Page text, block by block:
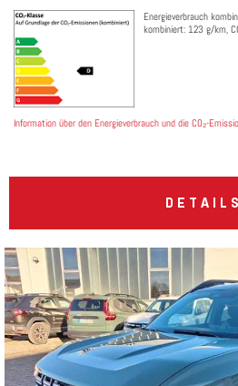
Energieverbrauch
kombiniert: 123 g/km,
Information über den Energieverbrauch und die CO₂-
DETAILS